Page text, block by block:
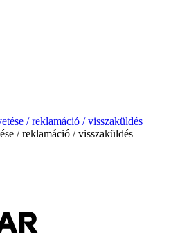
/ reklamáció / visszaküldés
/ reklamáció / visszaküldés